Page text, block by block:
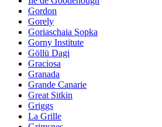
Gordon
Gorely
Goriaschaia Sopka
Gorny Institute
Göllü Dagi
Graciosa
Granada
Grande Canarie
Great Sitkin
Griggs
La Grille